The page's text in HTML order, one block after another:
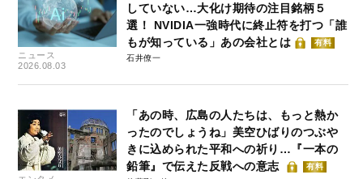
ニュース
2026.08.03
していない…大化け期待の注目銘柄５
選！ NVIDIA一強時代に終止符を打つ「誰
もが知っている」あの会社とは
有料
石井僚一
「あの時、広島の人たちは、もっと熱か
ったのでしょうね」美空ひばりのつぶや
きに込められた平和への祈り…『一本の
鉛筆』で伝えた反戦への意志
有料